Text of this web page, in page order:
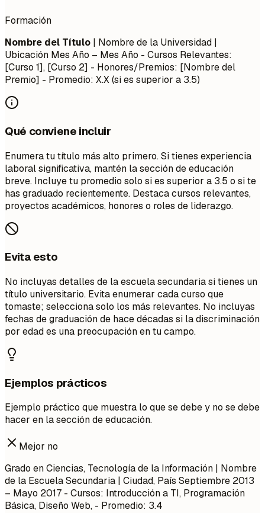
Formación
Nombre del Título | Nombre de la Universidad |
Ubicación Mes Año – Mes Año - Cursos Relevantes:
[Curso 1], [Curso 2] - Honores/Premios: [Nombre del
Premio] - Promedio: X.X (si es superior a 3.5)
Qué conviene incluir
Enumera tu título más alto primero. Si tienes experiencia
laboral significativa, mantén la sección de educación
breve. Incluye tu promedio solo si es superior a 3.5 o si te
has graduado recientemente. Destaca cursos relevantes,
proyectos académicos, honores o roles de liderazgo.
Evita esto
No incluyas detalles de la escuela secundaria si tienes un
título universitario. Evita enumerar cada curso que
tomaste; selecciona solo los más relevantes. No incluyas
fechas de graduación de hace décadas si la discriminación
por edad es una preocupación en tu campo.
Ejemplos prácticos
Ejemplo práctico que muestra lo que se debe y no se debe
hacer en la sección de educación.
Mejor no
Grado en Ciencias, Tecnología de la Información | Nombre
de la Escuela Secundaria | Ciudad, País Septiembre 2013
– Mayo 2017 - Cursos: Introducción a TI, Programación
Básica, Diseño Web, - Promedio: 3.4